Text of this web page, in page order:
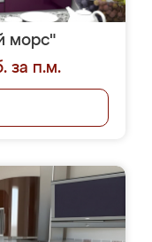
морс"
за п.м.